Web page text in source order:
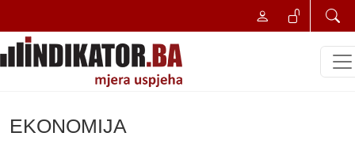
EKONOMIJA